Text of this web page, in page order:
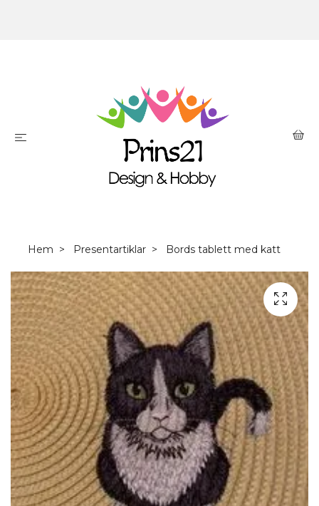
Hem Presentartiklar Bords tablett med katt